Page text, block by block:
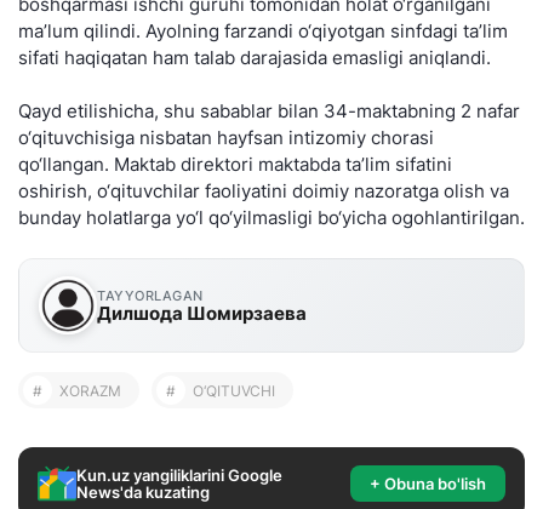
ma’lum qilindi. Ayolning farzandi o‘qiyotgan sinfdagi ta’lim
sifati haqiqatan ham talab darajasida emasligi aniqlandi.
Qayd etilishicha, shu sabablar bilan 34-maktabning 2 nafar
o‘qituvchisiga nisbatan hayfsan intizomiy chorasi
qo‘llangan. Maktab direktori maktabda ta’lim sifatini
oshirish, o‘qituvchilar faoliyatini doimiy nazoratga olish va
bunday holatlarga yo‘l qo‘yilmasligi bo‘yicha ogohlantirilgan.
TAYYORLAGAN
Дилшода Шомирзаева
# XORAZM # O‘QITUVCHI
Kun.uz yangiliklarini Google
News'da kuzating
+ Obuna bo'lish